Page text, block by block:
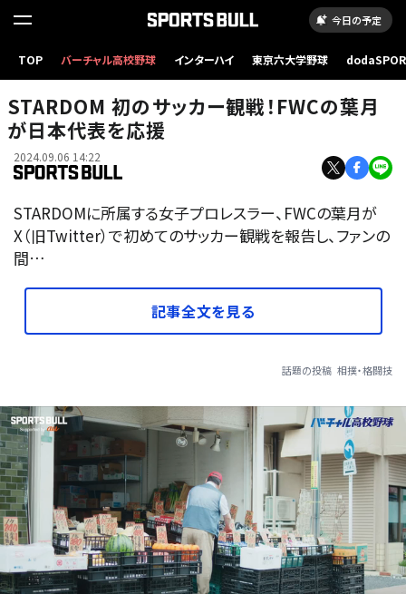
今日の予定
TOP バーチャル高校野球 インターハイ 東京六大学野球
STARDOM 初のサッカー観戦！FWCの葉月
が日本代表を応援
2024.09.06 14:22
STARDOMに所属する女子プロレスラー、FWCの葉月が
X（旧Twitter）で初めてのサッカー観戦を報告し、ファンの
間…
記事全文を見る
話題の投稿 相撲・格闘技